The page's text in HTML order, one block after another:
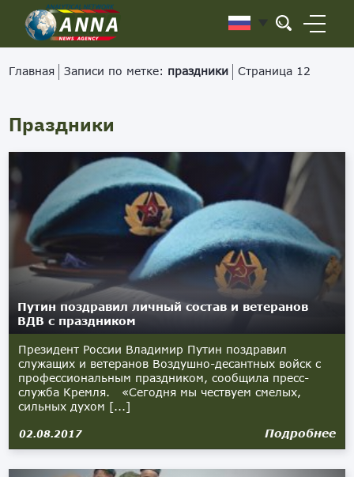
Главная Записи по метке: праздники Страница 12
Праздники
Путин поздравил личный состав и ветеранов
ВДВ с праздником
Президент России Владимир Путин поздравил
служащих и ветеранов Воздушно-десантных войск с
профессиональным праздником, сообщила пресс-
служба Кремля. «Сегодня мы чествуем смелых,
сильных духом [...]
02.08.2017 Подробнее